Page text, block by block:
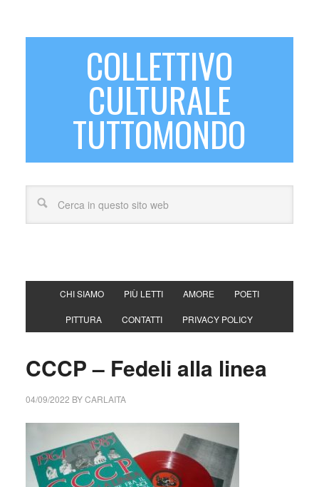
COLLETTIVO
CULTURALE
TUTTOMONDO
CHI SIAMO PIÙ LETTI AMORE POETI
PITTURA CONTATTI PRIVACY POLICY
CCCP – Fedeli alla linea
04/09/2022 BYCARLAITA